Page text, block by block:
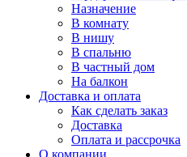
Назначение
В комнату
В нишу
В спальню
В частный дом
На балкон
Доставка и оплата
Как сделать заказ
Доставка
Оплата и рассрочка
О компании